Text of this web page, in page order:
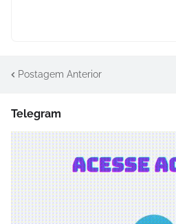
Postagem Anterior
Telegram